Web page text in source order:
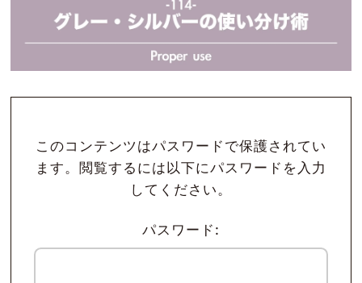
このコンテンツはパスワードで保護されてい
ます。閲覧するには以下にパスワードを入力
してください。
パスワード: